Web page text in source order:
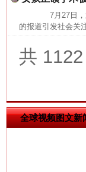
7月27日，
的报道引发社会关
共
全球视频图文新